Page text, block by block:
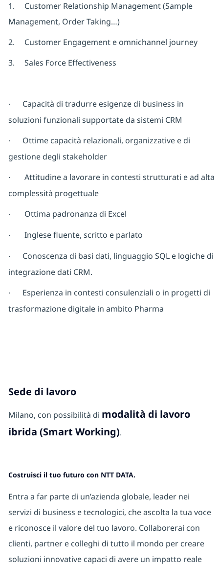
1.
Customer Relationship Management (Sample
Management, Order Taking…)
2.
Customer Engagement e omnichannel journey
3.
Sales Force Effectiveness
·
Capacità di tradurre esigenze di business in
soluzioni funzionali supportate da sistemi CRM
·
Ottime capacità relazionali, organizzative e di
gestione degli stakeholder
·
Attitudine a lavorare in contesti strutturati e ad alta
complessità progettuale
· Ottima padronanza di Excel
· Inglese fluente, scritto e parlato
·
Conoscenza di basi dati, linguaggio SQL e logiche di
integrazione dati CRM.
·
Esperienza in contesti consulenziali o in progetti di
trasformazione digitale in ambito Pharma
Sede di lavoro
Milano, con possibilità di modalità di lavoro
ibrida (Smart Working).
Costruisci il tuo futuro con NTT DATA.
Entra a far parte di un’azienda globale, leader nei
servizi di business e tecnologici, che ascolta la tua voce
e riconosce il valore del tuo lavoro. Collaborerai con
clienti, partner e colleghi di tutto il mondo per creare
soluzioni innovative capaci di avere un impatto reale